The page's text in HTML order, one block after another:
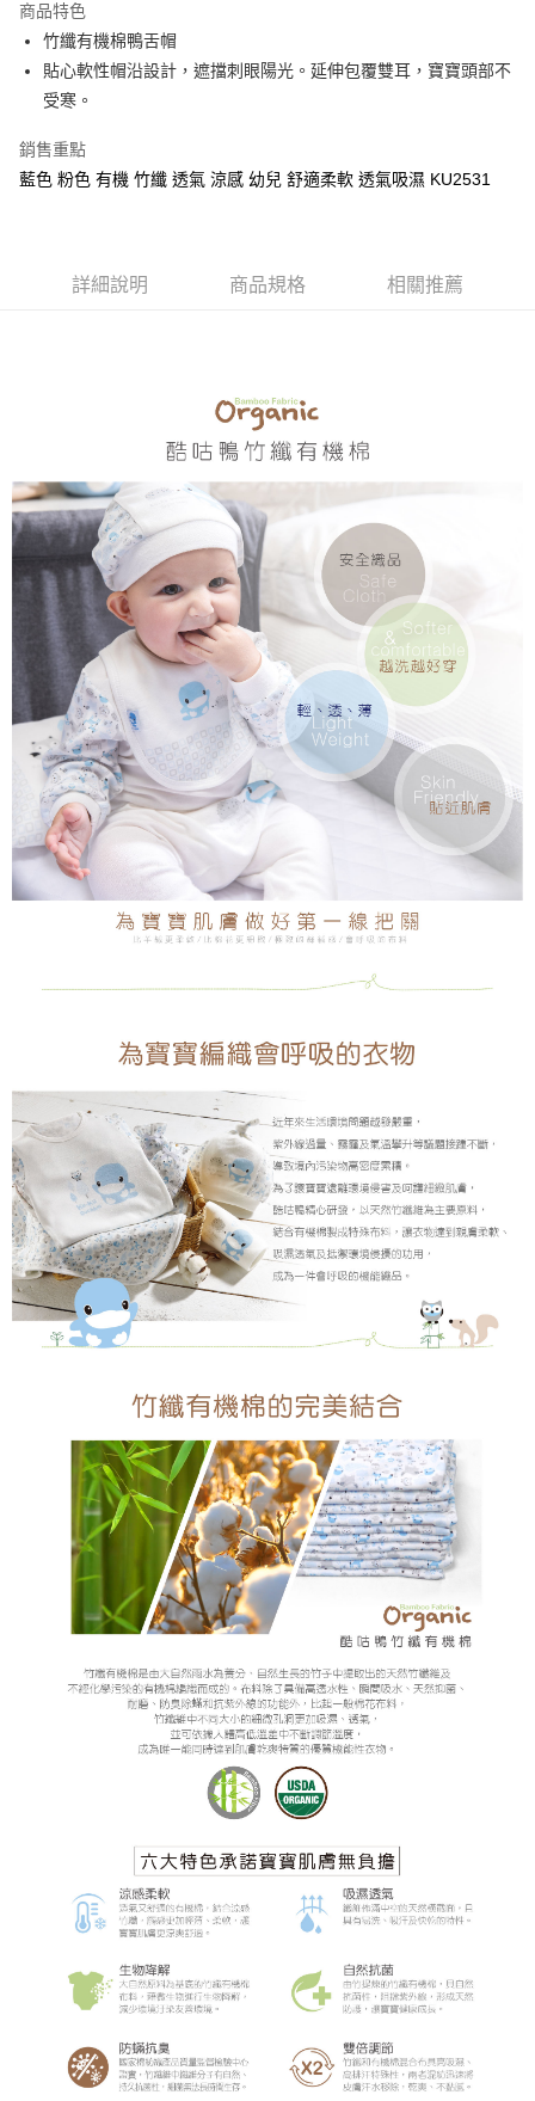
合作金庫商業銀行
華南商業銀行
上海商業儲蓄銀行
台北富邦商業銀行
國泰世華商業銀行
匯豐（台灣）商業銀行
聯邦商業銀行
遠東國際商業銀行
台灣樂天信用卡公司
超商取貨付款
LINE Pay
街口支付
全盈+PAY
AFTEE先享後付是「在收到商品之後才付款」的支付方式。 讓您購物簡單
１．簡單：不需註冊會員、不需綁卡、不需儲值。
２．便利：只要手機號碼，簡訊認證，即可結帳。
３．安心：先確認商品／服務後，再付款。
【「AFTEE先享後付」結帳流程】
１．於結帳方式選擇「AFTEE先享後付」後，將跳轉至「AFTEE先享後付」
結帳頁面，進行簡訊認證並確認金額後，即可完成結帳。
２．訂單成立數日內，您將收到繳費通知簡訊。
３．收到繳費通知簡訊後14天內，點擊此簡訊中的連結，可透過四大超商／
ATM／網路銀行／等多元方式進行付款，方視為交易完成。
※ 請注意：結帳手續完成當下不需立刻繳費，但若您需要取消訂單，請聯絡
購買商品的店家。未經商家同意取消之訂單仍視為有效，需透過AFTEE先享
後付繳納相關費用。
※ 交易是否成功請以「AFTEE先享後付 」之結帳頁面顯示為準，若有關於
是否繳費成功／繳費後需取消欲退款等相關疑問，請聯繫「AFTEE先享後付
客戶支援中心」 https://netprotections.freshdesk.com/support/home
【注意事項】
１．透過由恩沛科技股份有限公司提供之「AFTEE先享後付」服務完成之交
易，需依本服務之必要範圍內提供個人資料，並將交易相關給付款項請求債
權轉讓予恩沛科技股份有限公司。
２．關於個人資料處理事宜，請瀏覽以下網址：
https://aftee.tw/terms/#terms3
「AFTEE先享後付」，若未經同意申辦者引起之損失，本公司不負相關責
時審查核予不同之上限額度；若仍有額度不足之情形，本公司將視審查結果
請求用戶進行身份認證。
恩沛科技股份有限公司將有權停止該用戶之使用額度並採取法律行動。
全家取貨付款
每筆NT$150，滿NT$799(含以上)免運費
7-11取貨付款
每筆NT$150，滿NT$799(含以上)免運費
每筆NT$150，滿NT$1,299(含以上)免運費
商品特色
竹纖有機棉鴨舌帽
貼心軟性帽沿設計，遮擋刺眼陽光。延伸包覆雙耳，寶寶頭部不
受寒。
銷售重點
藍色 粉色 有機 竹纖 透氣 涼感 幼兒 舒適柔軟 透氣吸濕 KU2531
詳細說明 商品規格 相關推薦